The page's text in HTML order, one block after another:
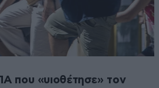
που «υιοθέτησε» τον